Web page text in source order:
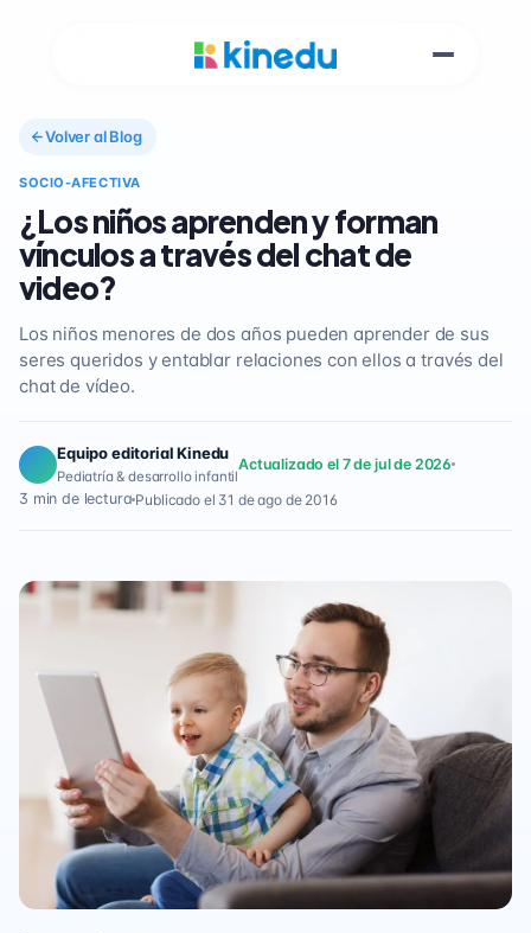
Volver al Blog
SOCIO-AFECTIVA
¿Los niños aprenden y forman
vínculos a través del chat de
video?
Los niños menores de dos años pueden aprender de sus
seres queridos y entablar relaciones con ellos a través del
chat de vídeo.
Equipo editorial Kinedu
Pediatría & desarrollo infantil
Actualizado el 7 de jul de 2026
3 min de lectura Publicado el 31 de ago de 2016